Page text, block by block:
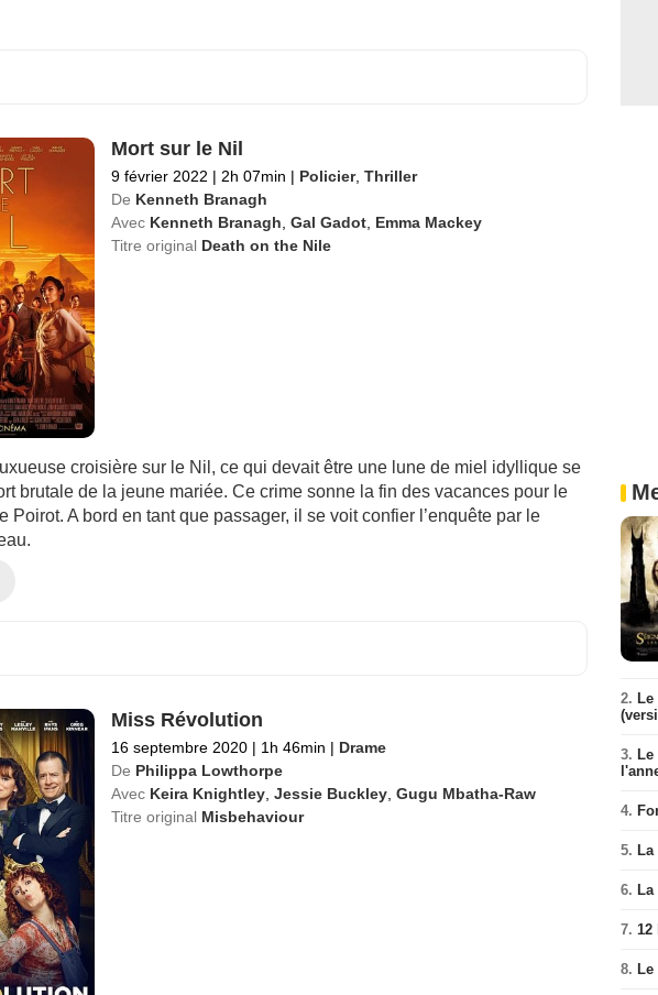
Mort sur le Nil
9 février 2022 | 2h 07min | Policier, Thriller
De Kenneth Branagh
Avec Kenneth Branagh Gal Gadot, Emma Mackey
Titre original Death on the Nile
croisière sur le Nil, ce qui devait être une lune de miel idyllique se
brutale de la jeune mariée. Ce crime sonne la fin des vacances pour le
Poirot. A bord en tant que passager, il se voit confier l’enquête par le
Miss Révolution
16 septembre 2020 | 1h 46min | Drame
De Philippa Lowthorpe
Avec Keira Knightley, Jessie Buckley, Gugu Mbatha-Raw
Titre original Misbehaviour
2.
3.
4.
5.
6.
7. 12
8.